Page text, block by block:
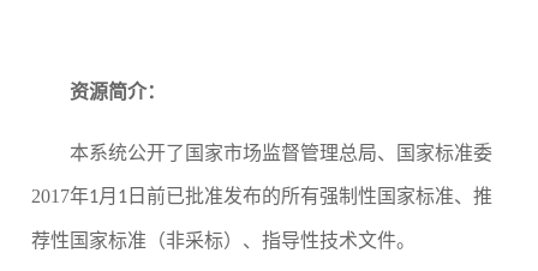
资源简介：
本系统公开了国家市场监督管理总局、国家标准委
2017年1月 1 日前已批准发布的所有强制性国家标准、推
荐性国家标准（非采标）、指导性技术文件。